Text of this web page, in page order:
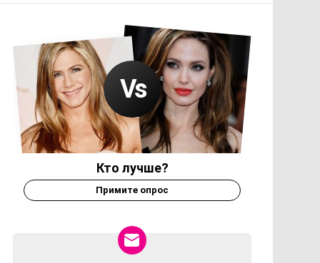
Кто лучше?
Примите опрос